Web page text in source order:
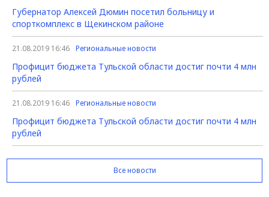
Губернатор Алексей Дюмин посетил больницу и
спорткомплекс в Щекинском районе
21.08.2019 16:46 Региональные новости
Профицит бюджета Тульской области достиг почти 4 млн
рублей
21.08.2019 16:46 Региональные новости
Профицит бюджета Тульской области достиг почти 4 млн
рублей
Все новости